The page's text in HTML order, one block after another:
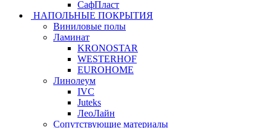
СафПласт
НАПОЛЬНЫЕ ПОКРЫТИЯ
Виниловые полы
Ламинат
KRONOSTAR
WESTERHOF
EUROHOME
Линолеум
IVC
Juteks
ЛеоЛайн
Сопутствующие материалы